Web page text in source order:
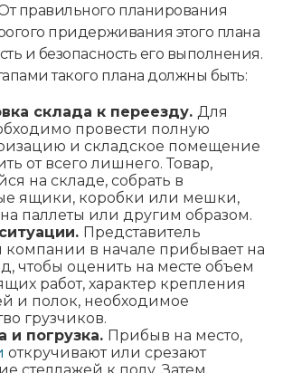
правильного планирования
придерживания этого плана
и безопасность его выполнения.
такого плана должны быть:
склада к переезду. Для
провести полную
и складское помещение
от всего лишнего. Товар,
на складе, собрать в
ящики, коробки или мешки,
паллеты или другим образом.
Представитель
компании в начале прибывает на
чтобы оценить на месте объем
работ, характер крепления
и полок, необходимое
грузчиков.
и погрузка. Прибыв на место,
откручивают или срезают